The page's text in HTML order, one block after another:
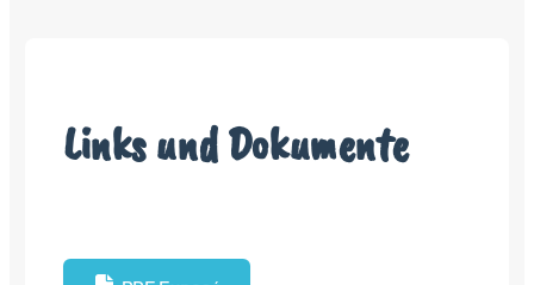
Links und Dokumente